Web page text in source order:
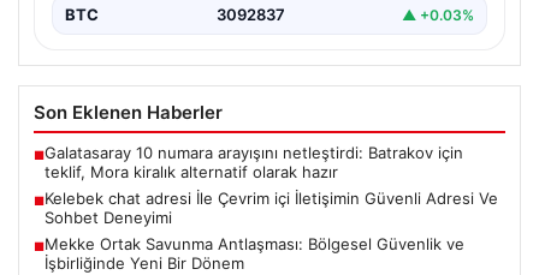
BTC 3092837 ▲ +0.03%
Son Eklenen Haberler
■Galatasaray 10 numara arayışını netleştirdi: Batrakov için
teklif, Mora kiralık alternatif olarak hazır
■Kelebek chat adresi İle Çevrim içi İletişimin Güvenli Adresi Ve
Sohbet Deneyimi
■Mekke Ortak Savunma Antlaşması: Bölgesel Güvenlik ve
İşbirliğinde Yeni Bir Dönem